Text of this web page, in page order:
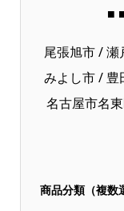
■
尾張旭市 /
みよし市 /
名古屋市名
商品分類（複数